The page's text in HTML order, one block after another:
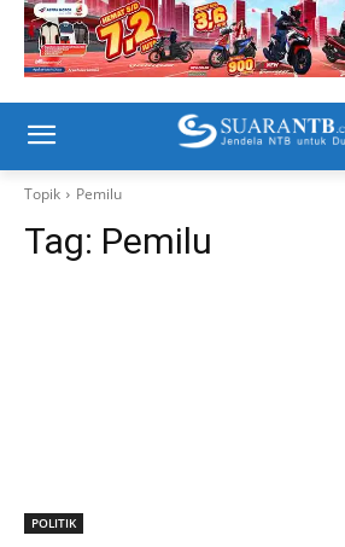
Topik Pemilu
Tag: Pemilu
POLITIK